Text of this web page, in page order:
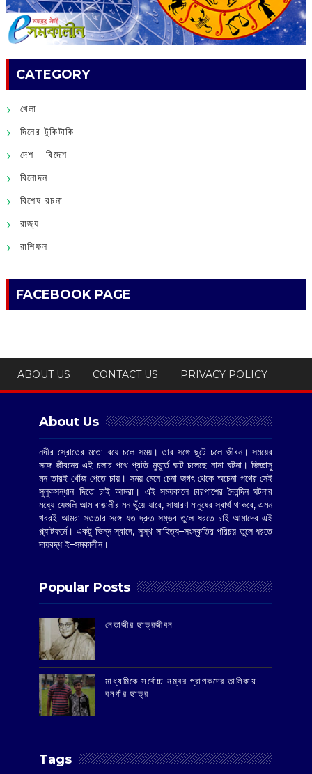
CATEGORY
খেলা
দিনের টুকিটাকি
দেশ - বিদেশ
বিনোদন
বিশেষ রচনা
রাজ্য
রাশিফল
FACEBOOK PAGE
ABOUT US CONTACT US PRIVACY POLICY
About Us
নদীর স্রোতের মতো বয়ে চলে সময়। তার সঙ্গে ছুটে চলে জীবন। সময়ের
সঙ্গে জীবনের এই চলার পথে প্রতি মুহূর্তে ঘটে চলেছে নানা ঘটনা। জিজ্ঞাসু
মন তারই খোঁজ পেতে চায়। সময় মেনে চেনা জগৎ থেকে অচেনা পথের সেই
সুলুকসন্ধান দিতে চাই আমরা। এই সময়কালে চারপাশের দৈনন্দিন ঘটনার
মধ্যে যেগুলি আম বাঙালীর মন ছুঁয়ে যাবে, সাধারণ মানুষের স্বার্থ থাকবে, এমন
খবরই আমরা সততার সঙ্গে যত দ্রুত সম্ভব তুলে ধরতে চাই আমাদের এই
প্ল্যাটফর্মে। একটু ভিন্ন স্বাদে, সুস্থ সাহিত্য–সংস্কৃতির পরিচয় তুলে ধরতে
দায়বদ্ধ ই–সমকালীন।
Popular Posts
‌নেতাজীর ছাত্রজীবন
মাধ্যমিকে সর্বোচ্চ নম্বর প্রাপকদের তালিকায়
বনগাঁর ছাত্র
Tags